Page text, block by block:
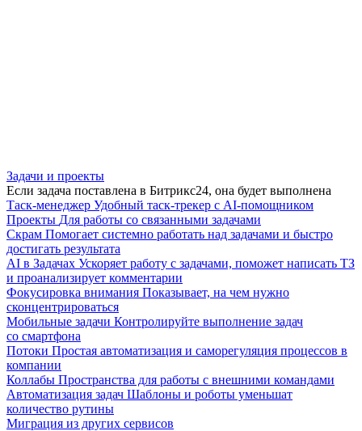
Задачи и проекты
Если задача поставлена в Битрикс24, она будет выполнена
Таск-менеджер Удобный таск-трекер с AI-помощником
Проекты Для работы со связанными задачами
Скрам Помогает системно работать над задачами и быстро
достигать результата
AI в Задачах Ускоряет работу с задачами, поможет написать ТЗ
и проанализирует комментарии
Фокусировка внимания Показывает, на чем нужно
сконцентрироваться
Мобильные задачи Контролируйте выполнение задач
со смартфона
Потоки Простая автоматизация и саморегуляция процессов в
компании
Коллабы Пространства для работы с внешними командами
Автоматизация задач Шаблоны и роботы уменьшат
количество рутины
Миграция из других сервисов